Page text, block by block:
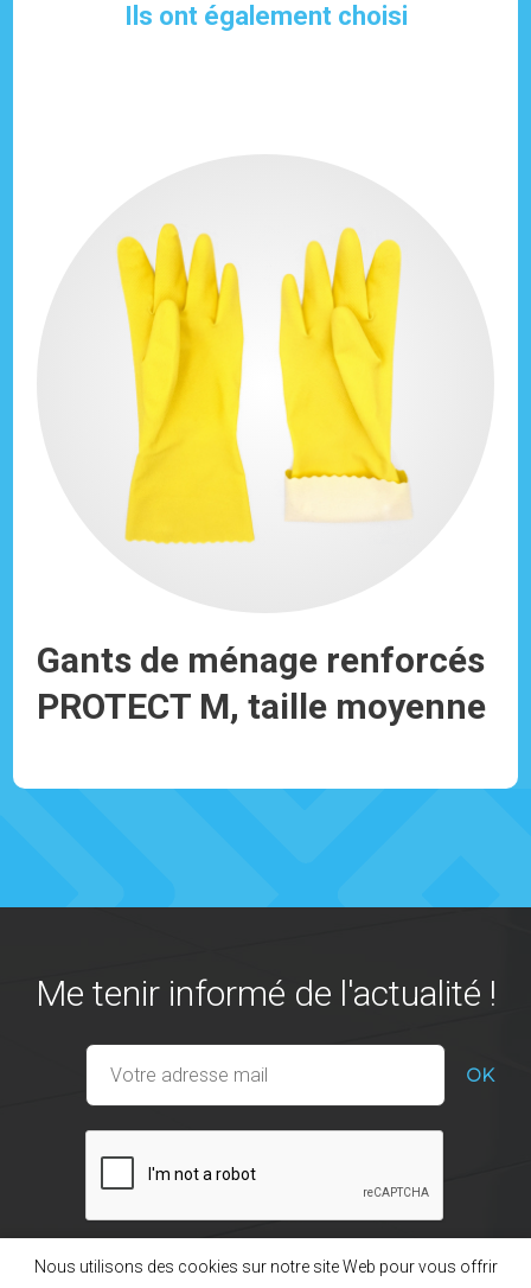
Ils ont également choisi
Gants de ménage renforcés
PROTECT M, taille moyenne
Me tenir informé de l'actualité !
Nous utilisons des cookies sur notre site Web pour vous offrir